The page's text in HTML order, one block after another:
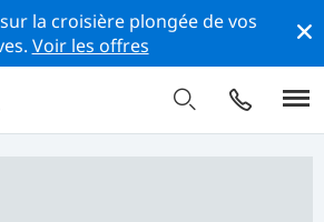
sur la croisière plongée de vos
Voir les offres